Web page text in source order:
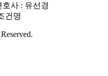
사 : 유선경
건명